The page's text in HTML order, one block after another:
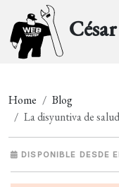
Home
Blog
La disyuntiva de
DISPONIBLE DESDE